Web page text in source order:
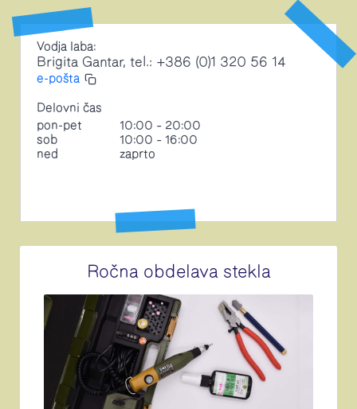
Vodja laba:
Brigita Gantar, tel.: +386 (0)1 320 56 14
e-pošta
Delovni čas
pon-pet
10:00 – 20:00
sob
10:00 – 16:00
ned
zaprto
Ročna obdelava stekla